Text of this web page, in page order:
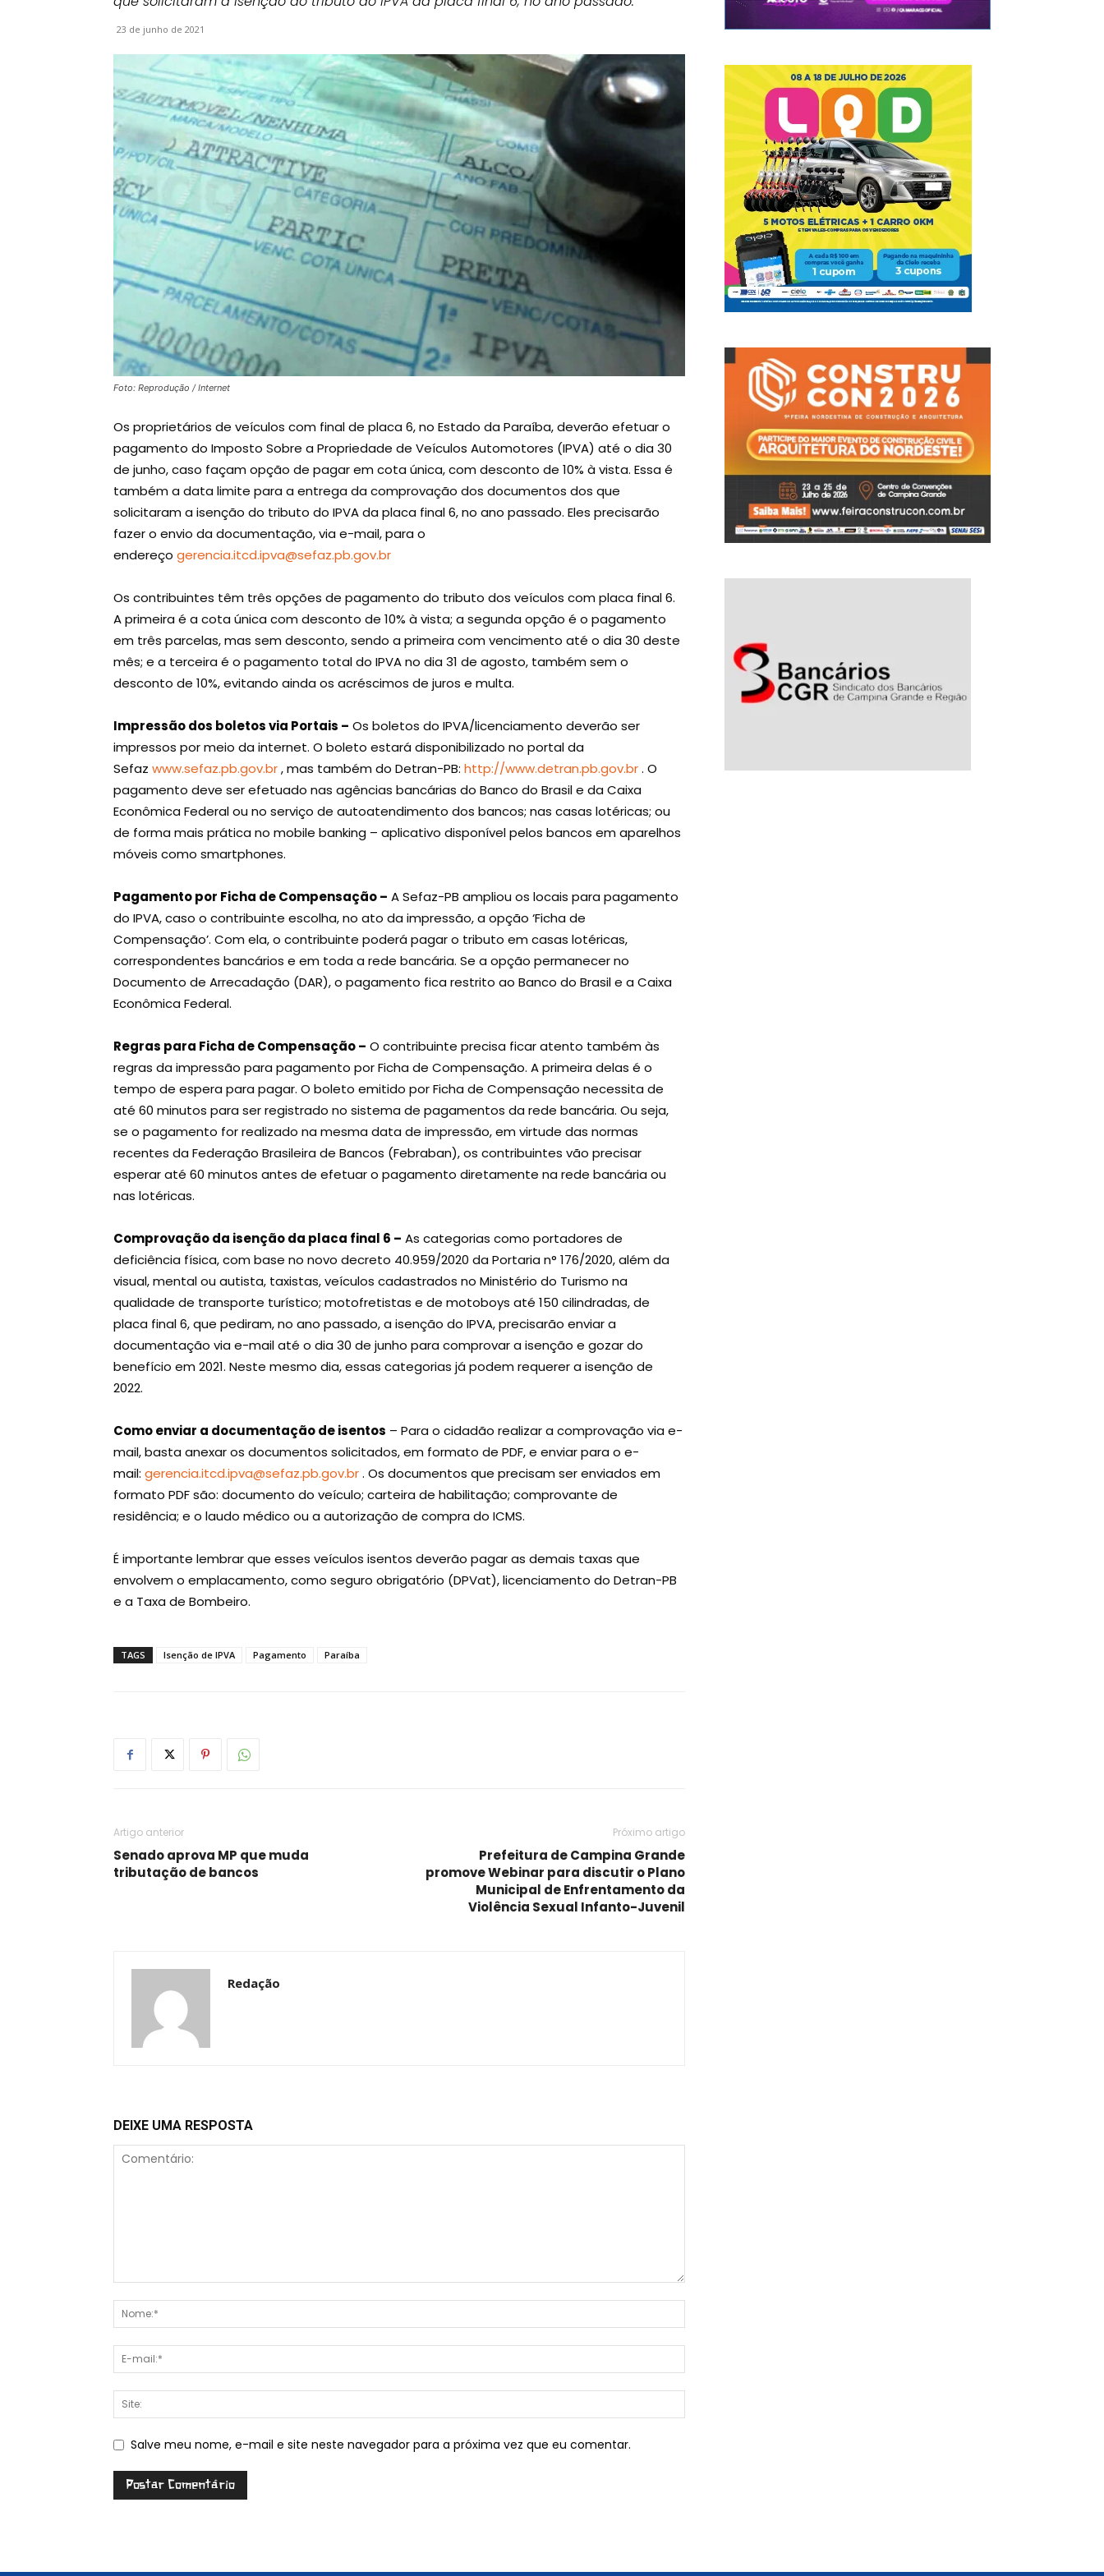
23 de junho de 2021
Foto: Reprodução / Internet
Os proprietários de veículos com final de placa 6, no Estado da Paraíba, deverão efetuar o
pagamento do Imposto Sobre a Propriedade de Veículos Automotores (IPVA) até o dia 30
de junho, caso façam opção de pagar em cota única, com desconto de 10% à vista. Essa é
também a data limite para a entrega da comprovação dos documentos dos que
solicitaram a isenção do tributo do IPVA da placa final 6, no ano passado. Eles precisarão
fazer o envio da documentação, via e-mail, para o
endereço gerencia.itcd.ipva@sefaz.pb.gov.br
Os contribuintes têm três opções de pagamento do tributo dos veículos com placa final 6.
A primeira é a cota única com desconto de 10% à vista; a segunda opção é o pagamento
em três parcelas, mas sem desconto, sendo a primeira com vencimento até o dia 30 deste
mês; e a terceira é o pagamento total do IPVA no dia 31 de agosto, também sem o
desconto de 10%, evitando ainda os acréscimos de juros e multa.
Impressão dos boletos via Portais – Os boletos do IPVA/licenciamento deverão ser
impressos por meio da internet. O boleto estará disponibilizado no portal da
Sefaz www.sefaz.pb.gov.br, mas também do Detran-PB: http://www.detran.pb.gov.br. O
pagamento deve ser efetuado nas agências bancárias do Banco do Brasil e da Caixa
Econômica Federal ou no serviço de autoatendimento dos bancos; nas casas lotéricas; ou
de forma mais prática no mobile banking – aplicativo disponível pelos bancos em aparelhos
móveis como smartphones.
Pagamento por Ficha de Compensação – A Sefaz-PB ampliou os locais para pagamento
do IPVA, caso o contribuinte escolha, no ato da impressão, a opção ‘Ficha de
Compensação’. Com ela, o contribuinte poderá pagar o tributo em casas lotéricas,
correspondentes bancários e em toda a rede bancária. Se a opção permanecer no
Documento de Arrecadação (DAR), o pagamento fica restrito ao Banco do Brasil e a Caixa
Econômica Federal.
Regras para Ficha de Compensação – O contribuinte precisa ficar atento também às
regras da impressão para pagamento por Ficha de Compensação. A primeira delas é o
tempo de espera para pagar. O boleto emitido por Ficha de Compensação necessita de
até 60 minutos para ser registrado no sistema de pagamentos da rede bancária. Ou seja,
se o pagamento for realizado na mesma data de impressão, em virtude das normas
recentes da Federação Brasileira de Bancos (Febraban), os contribuintes vão precisar
esperar até 60 minutos antes de efetuar o pagamento diretamente na rede bancária ou
nas lotéricas.
Comprovação da isenção da placa final 6 – As categorias como portadores de
deficiência física, com base no novo decreto 40.959/2020 da Portaria n° 176/2020, além da
visual, mental ou autista, taxistas, veículos cadastrados no Ministério do Turismo na
qualidade de transporte turístico; motofretistas e de motoboys até 150 cilindradas, de
placa final 6, que pediram, no ano passado, a isenção do IPVA, precisarão enviar a
documentação via e-mail até o dia 30 de junho para comprovar a isenção e gozar do
benefício em 2021. Neste mesmo dia, essas categorias já podem requerer a isenção de
2022.
Como enviar a documentação de isentos – Para o cidadão realizar a comprovação via e-
mail, basta anexar os documentos solicitados, em formato de PDF, e enviar para o e-
mail: gerencia.itcd.ipva@sefaz.pb.gov.br. Os documentos que precisam ser enviados em
formato PDF são: documento do veículo; carteira de habilitação; comprovante de
residência; e o laudo médico ou a autorização de compra do ICMS.
É importante lembrar que esses veículos isentos deverão pagar as demais taxas que
envolvem o emplacamento, como seguro obrigatório (DPVat), licenciamento do Detran-PB
e a Taxa de Bombeiro.
TAGS Isenção de IPVA Pagamento Paraíba
Artigo anterior
Senado aprova MP que muda
tributação de bancos
Próximo artigo
Prefeitura de Campina Grande
promove Webinar para discutir o Plano
Municipal de Enfrentamento da
Violência Sexual Infanto-Juvenil
Redação
DEIXE UMA RESPOSTA
Salve meu nome, e-mail e site neste navegador para a próxima vez que eu comentar.